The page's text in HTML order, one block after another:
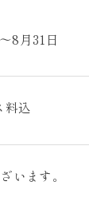
8月31日
料込
います。